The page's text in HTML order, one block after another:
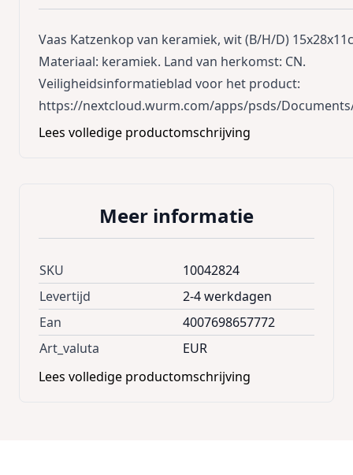
Vaas Katzenkop van keramiek, wit (B/H/D)
Materiaal: keramiek. Land van herkomst: CN.
Veiligheidsinformatieblad voor het product:
https://nextcloud.wurm.com/apps/psds/
Lees volledige productomschrijving
Meer informatie
SKU
10042824
Levertijd
2-4 werkdagen
Ean
4007698657772
Art_valuta
EUR
Lees volledige productomschrijving